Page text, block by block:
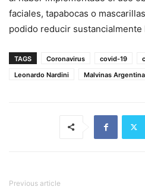
faciales, tapabocas o
podido reducir
TAGS Coronavirus covid-19
Leonardo Nardini
Malvinas
Previous article